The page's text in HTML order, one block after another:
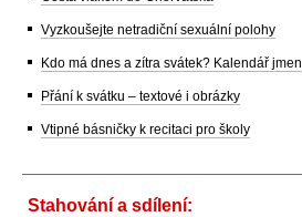
Vyzkoušejte netradiční sexuální polohy
Kdo má dnes a zítra svátek? Kalendář jmen
Přání k svátku – textové i obrázky
Vtipné básničky k recitaci pro školy
Stahování a sdílení: